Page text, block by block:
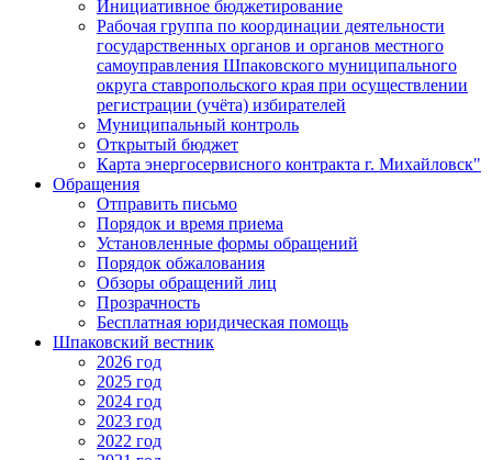
Инициативное бюджетирование
Рабочая группа по координации деятельности
государственных органов и органов местного
самоуправления Шпаковского муниципального
округа ставропольского края при осуществлении
регистрации (учёта) избирателей
Муниципальный контроль
Открытый бюджет
Карта энергосервисного контракта г. Михайловск"
Обращения
Отправить письмо
Порядок и время приема
Установленные формы обращений
Порядок обжалования
Обзоры обращений лиц
Прозрачность
Бесплатная юридическая помощь
Шпаковский вестник
2026 год
2025 год
2024 год
2023 год
2022 год